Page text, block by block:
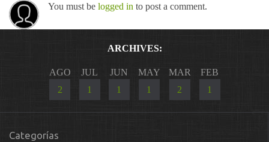
You must be logged in to post a comment.
ARCHIVES:
AGO
2
JUL
1
JUN
1
MAY
1
MAR
2
FEB
1
Categorías